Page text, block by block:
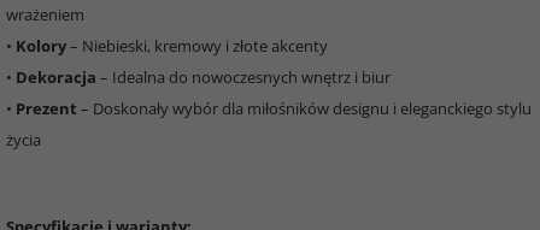
wrażeniem
• Kolory– Niebieski, kremowy i złote akcenty
• Dekoracja – Idealna do nowoczesnych wnętrz i biur
• Prezent – Doskonały wybór dla miłośników designu i eleganckiego stylu
życia